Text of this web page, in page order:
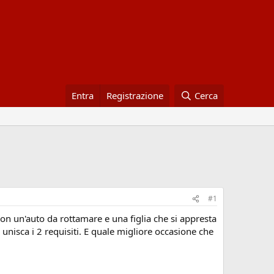
Entra Registrazione Cerca
#1
un'auto da rottamare e una figlia che si appresta
i 2 requisiti. E quale migliore occasione che